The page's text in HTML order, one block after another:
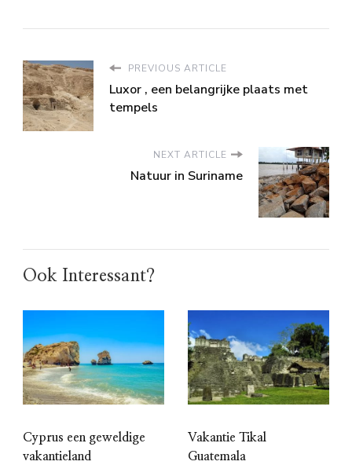
PREVIOUS ARTICLE
Luxor , een belangrijke plaats met
tempels
NEXT ARTICLE
Natuur in Suriname
Ook Interessant?
Cyprus een geweldige
vakantieland
Vakantie Tikal
Guatemala